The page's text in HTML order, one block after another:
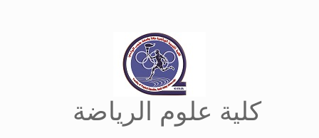
كلية علوم الرياضة